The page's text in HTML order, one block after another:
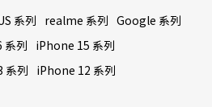
系列 realme 系列 Google 系列
系列 iPhone 15 系列
系列 iPhone 12 系列